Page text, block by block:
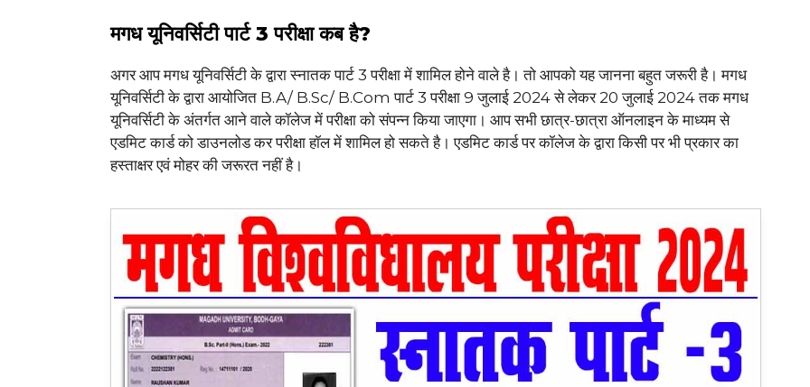
मगध यूनिवर्सिटी पार्ट 3 परीक्षा कब है?
अगर आप मगध यूनिवर्सिटी के द्वारा स्नातक पार्ट 3 परीक्षा में शामिल होने वाले है। तो आपको यह जानना बहुत जरूरी है। मगध
यूनिवर्सिटी के द्वारा आयोजित B.A/ B.Sc/ B.Com पार्ट 3 परीक्षा 9 जुलाई 2024 से लेकर 20 जुलाई 2024 तक मगध
यूनिवर्सिटी के अंतर्गत आने वाले कॉलेज में परीक्षा को संपन्न किया जाएगा। आप सभी छात्र-छात्रा ऑनलाइन के माध्यम से
एडमिट कार्ड को डाउनलोड कर परीक्षा हॉल में शामिल हो सकते है। एडमिट कार्ड पर कॉलेज के द्वारा किसी पर भी प्रकार का
हस्ताक्षर एवं मोहर की जरूरत नहीं है।